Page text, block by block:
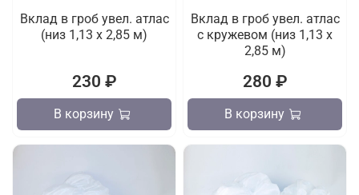
Вклад в гроб увел. атлас
(низ 1,13 х 2,85 м)
230 ₽
В корзину
Вклад в гроб увел. атлас
с кружевом (низ 1,13 х
2,85 м)
280 ₽
В корзину